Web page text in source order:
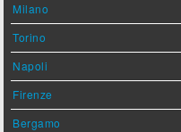
Milano
Torino
Napoli
Firenze
Bergamo